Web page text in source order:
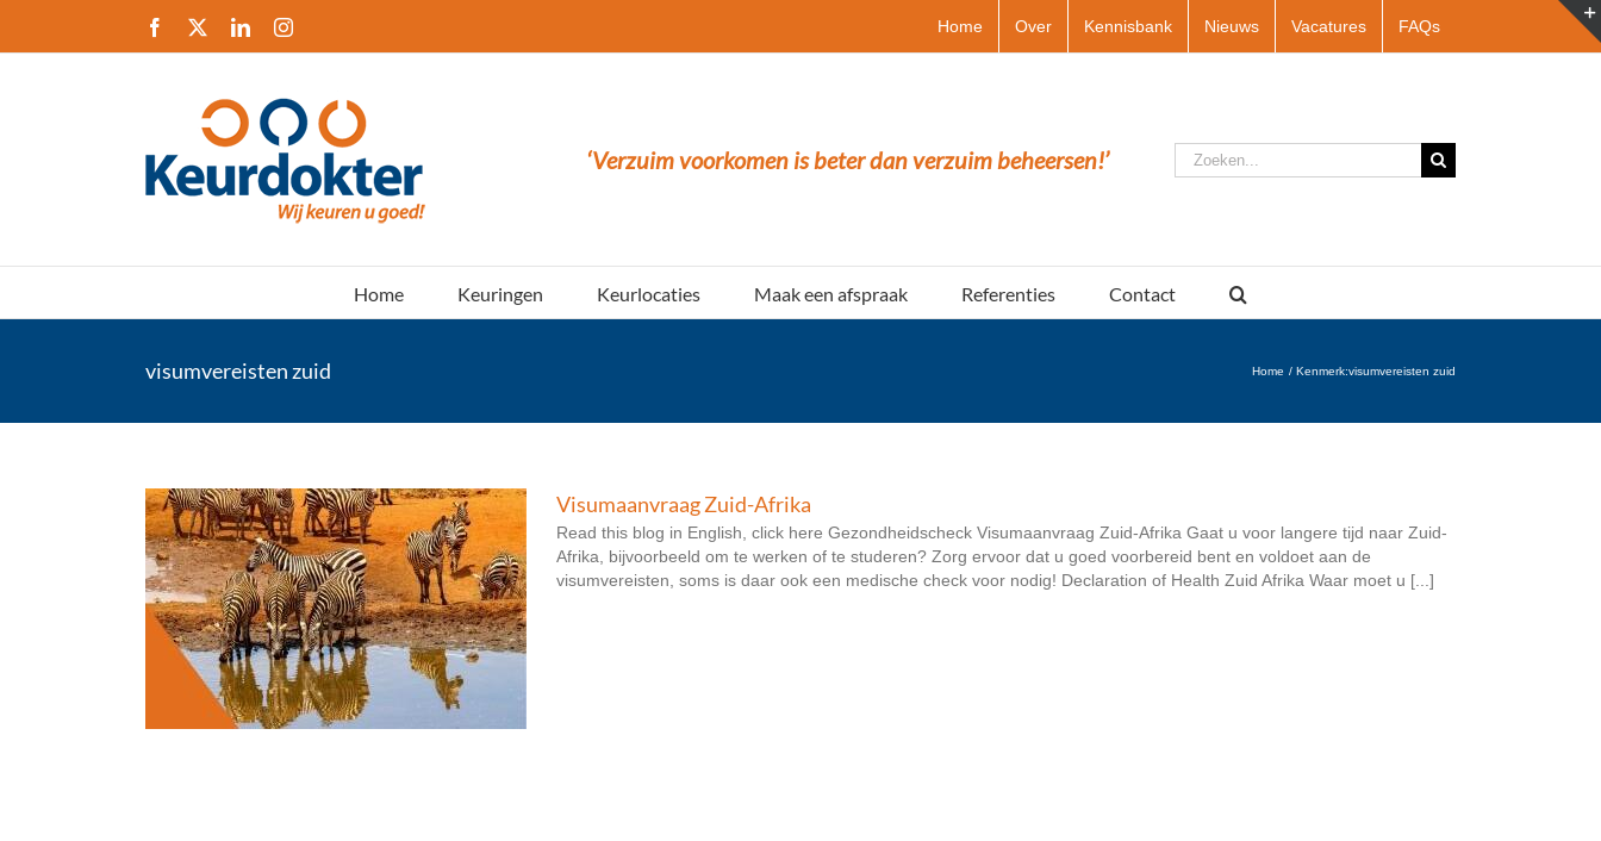
inhoud
Facebook LinkedInInstagram Home Over Kennisbank Nieuws Vacatures FAQs
‘Verzuim voorkomen is beter dan verzuim beheersen!’
Zoeken
naar:
Home Keuringen Keurlocaties Maak een afspraak Referenties Contact
visumvereisten zuid Home Kenmerk:visumvereisten zuid
Visumaanvraag Zuid-Afrika
Read this blog in English, click here Gezondheidscheck Visumaanvraag Zuid-Afrika Gaat u voor langere tijd naar Zuid-
Afrika, bijvoorbeeld om te werken of te studeren? Zorg ervoor dat u goed voorbereid bent en voldoet aan de
visumvereisten, soms is daar ook een medische check voor nodig! Declaration of Health Zuid Afrika Waar moet u [...]